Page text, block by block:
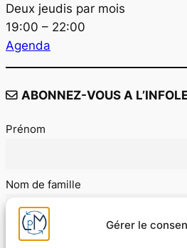
Gérer le
Deux jeudis par mois
19:00 – 22:00
Agenda
ABONNEZ-VOUS A
Prénom
Nom de famille
E-mail